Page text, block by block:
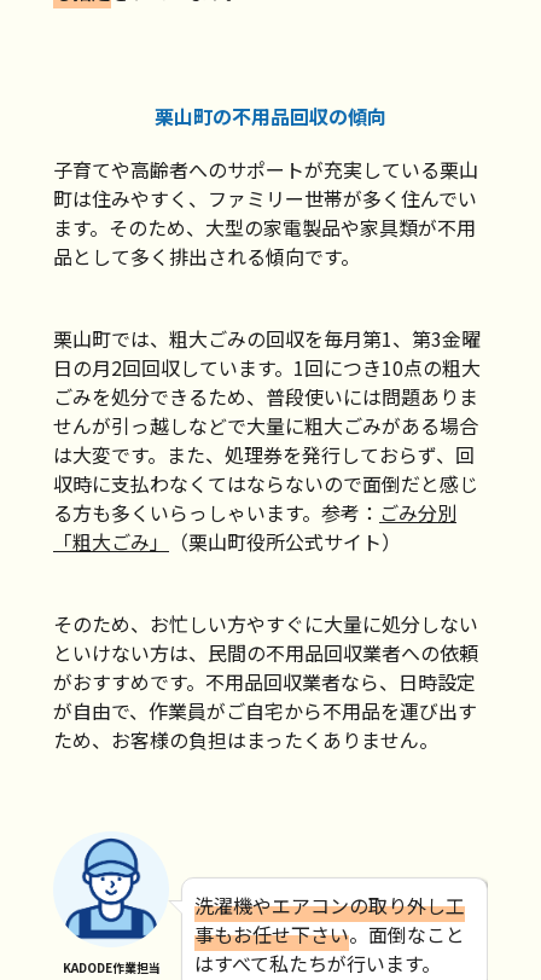
栗山町の不用品回収の傾向
子育てや高齢者へのサポートが充実している栗山
町は住みやすく、ファミリー世帯が多く住んでい
ます。そのため、大型の家電製品や家具類が不用
品として多く排出される傾向です。
栗山町では、粗大ごみの回収を毎月第1、第3金曜
日の月2回回収しています。1回につき10点の粗大
ごみを処分できるため、普段使いには問題ありま
せんが引っ越しなどで大量に粗大ごみがある場合
は大変です。また、処理券を発行しておらず、回
収時に支払わなくてはならないので面倒だと感じ
る方も多くいらっしゃいます。参考： ごみ分別
「粗大ごみ」
（栗山町役所公式サイト）
そのため、お忙しい方やすぐに大量に処分しない
といけない方は、民間の不用品回収業者への依頼
がおすすめです。不用品回収業者なら、日時設定
が自由で、作業員がご自宅から不用品を運び出す
ため、お客様の負担はまったくありません。
KADODE作業担当
洗濯機やエアコンの取り外し工
事もお任せ下さい。面倒なこと
はすべて私たちが行います。